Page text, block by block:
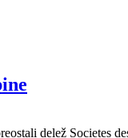
delež Societes